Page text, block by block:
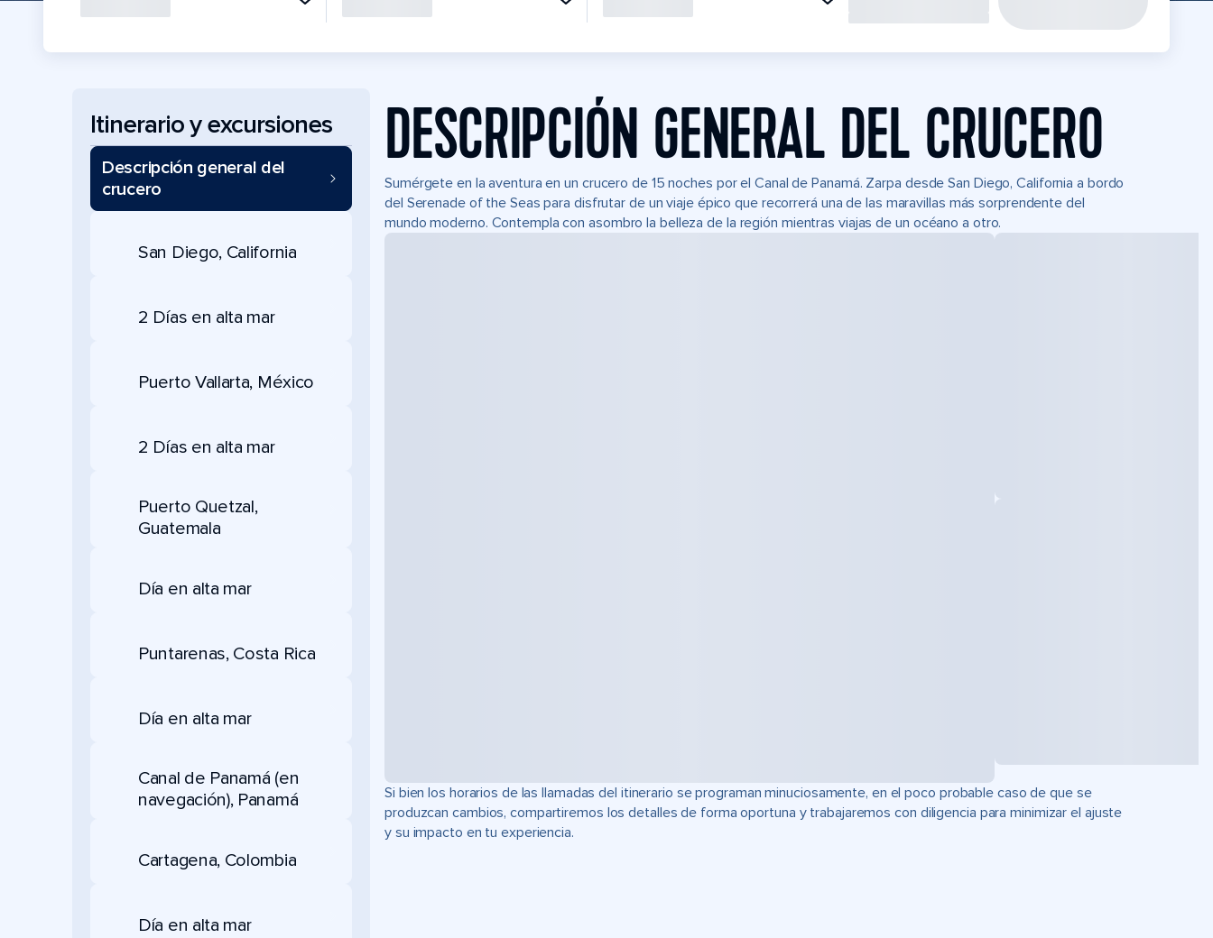
Itinerario y excursiones
Descripción general del
crucero
San Diego, California
2 Días en alta mar
Puerto Vallarta, México
2 Días en alta mar
Puerto Quetzal,
Guatemala
Día en alta mar
Puntarenas, Costa Rica
Día en alta mar
Canal de Panamá (en
navegación), Panamá
Cartagena, Colombia
Día en alta mar
DESCRIPCIÓN GENERAL DEL CRUCERO
Sumérgete en la aventura en un crucero de 15 noches por el Canal de Panamá. Zarpa desde San Diego, California a bordo
del Serenade of the Seas para disfrutar de un viaje épico que recorrerá una de las maravillas más sorprendente del
mundo moderno. Contempla con asombro la belleza de la región mientras viajas de un océano a otro.
Si bien los horarios de las llamadas del itinerario se programan minuciosamente, en el poco probable caso de que se
produzcan cambios, compartiremos los detalles de forma oportuna y trabajaremos con diligencia para minimizar el ajuste
y su impacto en tu experiencia.